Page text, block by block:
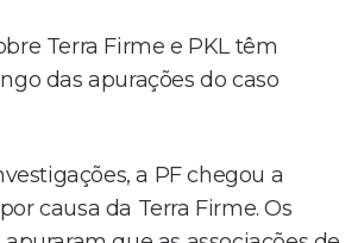
Terra Firme e PKL têm
das apurações do caso
a PF chegou a
causa da Terra Firme. Os